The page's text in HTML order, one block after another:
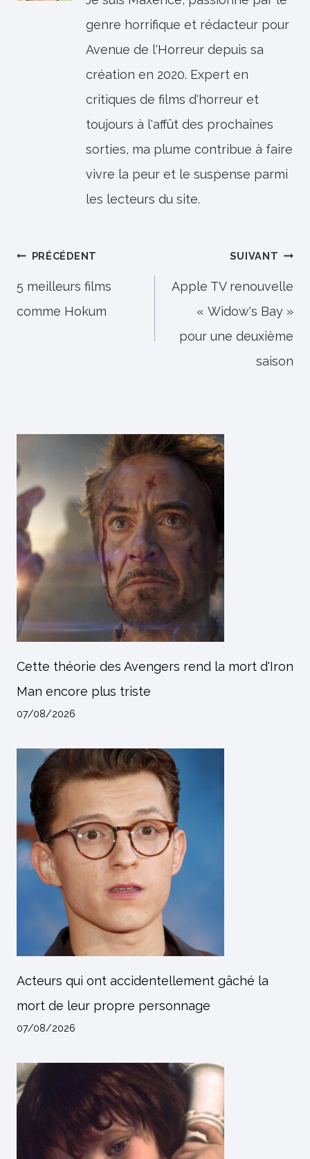
genre horrifique et rédacteur pour
Avenue de l'Horreur depuis sa
création en 2020. Expert en
critiques de films d'horreur et
toujours à l'affût des prochaines
sorties, ma plume contribue à faire
vivre la peur et le suspense parmi
les lecteurs du site.
Navigation
de
l’article
PRÉCÉDENT
5 meilleurs films
comme Hokum
SUIVANT
Apple TV renouvelle
« Widow's Bay »
pour une deuxième
saison
Cette théorie des Avengers rend la mort d'Iron
Man encore plus triste
07/08/2026
Acteurs qui ont accidentellement gâché la
mort de leur propre personnage
07/08/2026